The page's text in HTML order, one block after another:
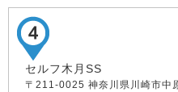
セルフ木月SS
〒211-0025 神奈川県川崎市中